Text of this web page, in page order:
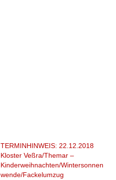
TERMINHINWEIS: 22.12.2018
Kloster Veßra/Themar –
Kinderweihnachten/Wintersonnen
wende/Fackelumzug